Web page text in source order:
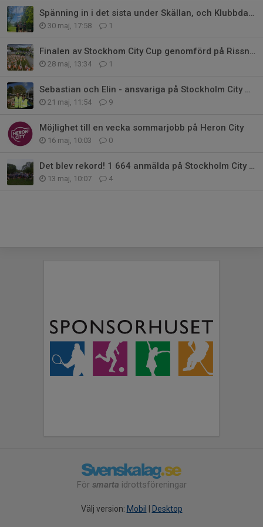
Spänning in i det sista under Skällan, och Klubbdagen
30 maj, 17:58 1
Finalen av Stockhom City Cup genomförd på Rissne Torg
28 maj, 13:34 1
Sebastian och Elin - ansvariga på Stockholm City Cup etapp 2
21 maj, 11:54 9
Möjlighet till en vecka sommarjobb på Heron City
16 maj, 10:03 0
Det blev rekord! 1 664 anmälda på Stockholm City Cup
13 maj, 10:07 4
För smarta idrottsföreningar
Välj version: Mobil Desktop